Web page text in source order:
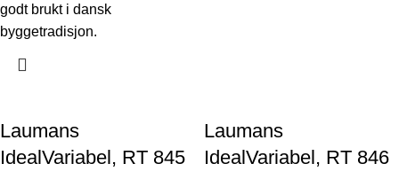
godt brukt i dansk
byggetradisjon.
Laumans
IdealVariabel, RT 845
Laumans
IdealVariabel, RT 846